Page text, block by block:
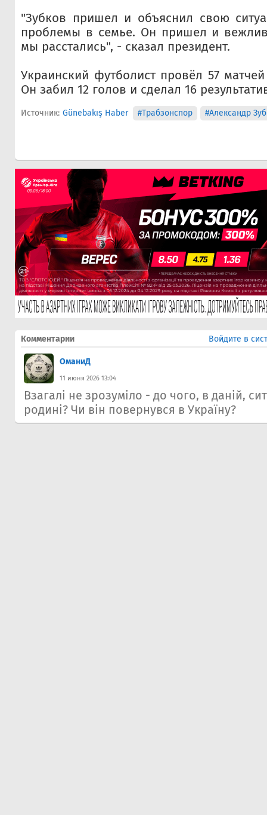
"Зубков пришел и объяснил свою
проблемы в семье. Он пришел и
мы расстались", - сказал президент.
Украинский футболист провёл 57
Он забил 12 голов и сделал 16
Источник: Günebakış Haber #Трабзонспор #Александр
Комментарии Войдите в
ОманиД
11 июня 2026 13:04
Взагалі не зрозуміло - до чого, в даній,
родині? Чи він повернувся в Україну?